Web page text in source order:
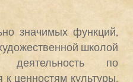
значимых функций,
школой
деятельность по
ценностям культуры.